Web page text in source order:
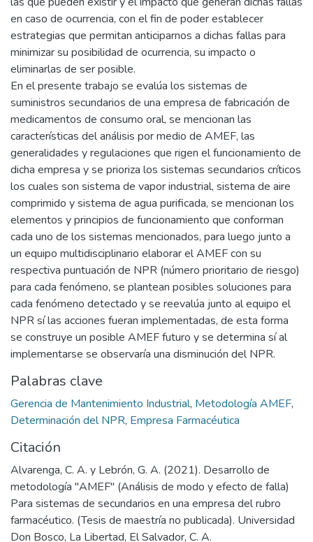
en caso de ocurrencia, con el fin de poder establecer
estrategias que permitan anticiparnos a dichas fallas para
minimizar su posibilidad de ocurrencia, su impacto o
eliminarlas de ser posible.
En el presente trabajo se evalúa los sistemas de
suministros secundarios de una empresa de fabricación de
medicamentos de consumo oral, se mencionan las
características del análisis por medio de AMEF, las
generalidades y regulaciones que rigen el funcionamiento de
dicha empresa y se prioriza los sistemas secundarios críticos
los cuales son sistema de vapor industrial, sistema de aire
comprimido y sistema de agua purificada, se mencionan los
elementos y principios de funcionamiento que conforman
cada uno de los sistemas mencionados, para luego junto a
un equipo multidisciplinario elaborar el AMEF con su
respectiva puntuación de NPR (número prioritario de riesgo)
para cada fenómeno, se plantean posibles soluciones para
cada fenómeno detectado y se reevalúa junto al equipo el
NPR sí las acciones fueran implementadas, de esta forma
se construye un posible AMEF futuro y se determina sí al
implementarse se observaría una disminución del NPR.
Palabras clave
Gerencia de Mantenimiento Industrial, Metodología AMEF,
Determinación del NPR, Empresa Farmacéutica
Citación
Alvarenga, C. A. y Lebrón, G. A. (2021). Desarrollo de
metodología "AMEF" (Análisis de modo y efecto de falla)
Para sistemas de secundarios en una empresa del rubro
farmacéutico. (Tesis de maestría no publicada). Universidad
Don Bosco, La Libertad, El Salvador, C. A.